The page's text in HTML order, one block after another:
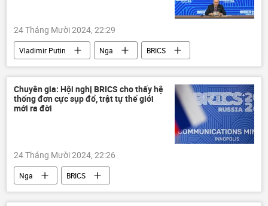
24 Tháng Mười 2024, 22:29
Vladimir Putin Nga
BRICS
Hội nghị thượng đỉnh BRICS tại Kazan 2024
Kazan
Thế giới
Chính trị
Kinh tế
thông tin
Chuyên gia: Hội nghị BRICS cho thấy hệ
thống đơn cực sụp đổ, trật tự thế giới
mới ra đời
24 Tháng Mười 2024, 22:26
Nga
BRICS
Hội nghị thượng đỉnh BRICS tại Kazan 2024